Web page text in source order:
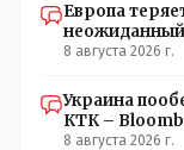
Европа
8 августа 2026 г.
Украина
КТК –
8 августа 2026 г.